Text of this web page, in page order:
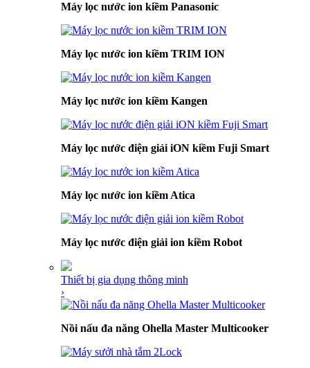
Máy lọc nước ion kiềm Panasonic
Máy lọc nước ion kiềm TRIM ION
Máy lọc nước ion kiềm Kangen
Máy lọc nước điện giải iON kiềm Fuji Smart
Máy lọc nước ion kiềm Atica
Máy lọc nước điện giải ion kiềm Robot
Thiết bị gia dụng thông minh
›
Nồi nấu đa năng Ohella Master Multicooker